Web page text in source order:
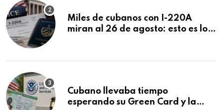
Miles de cubanos con I-220A
miran al 26 de agosto: esto es lo
Cubano llevaba tiempo
esperando su Green Card y la